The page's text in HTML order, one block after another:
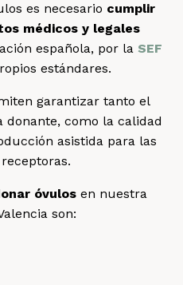
es necesario cumplir
médicos y legales
española, por la SEF
estándares.
garantizar tanto el
donante, como la calidad
asistida para las
óvulos en nuestra
son: